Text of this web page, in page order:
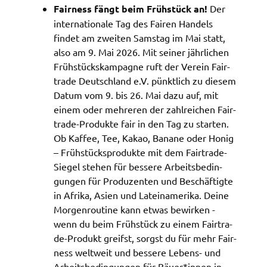
Fair­ness fängt beim Früh­stück an! Der
inter­na­tio­na­le Tag des Fairen Handels
findet am zwei­ten Sams­tag im Mai statt,
also am 9. Mai 2026. Mit seiner jähr­li­chen
Früh­stücks­kam­pa­gne ruft der Verein Fair­
tra­de Deutsch­land e.V. pünkt­lich zu diesem
Datum vom 9. bis 26. Mai dazu auf, mit
einem oder mehre­ren der zahl­rei­chen Fair­
tra­de-Produk­te fair in den Tag zu star­ten.
Ob Kaffee, Tee, Kakao, Bana­ne oder Honig
– Früh­stücks­pro­duk­te mit dem Fair­tra­de-
Siegel stehen für besse­re Arbeits­be­din­
gun­gen für Produ­zen­ten und Beschäf­tig­te
in Afri­ka, Asien und Latein­ame­ri­ka. Deine
Morgen­rou­ti­ne kann etwas bewir­ken -
wenn du beim Früh­stück zu einem Fair­tra­
de-Produkt greifst, sorgst du für mehr Fair­
ness welt­weit und besse­re Lebens- und
ermöglichen.
Weitere Informationen finden Sie in
unseren Datenschutzhinweisen
YouTube
Anbieter:
YouTube
Zweck:
Einwilligung erweiterter Datenschutzmodus
Youtube Videos
Google Maps
Name:
consent-google-maps
Anbieter: